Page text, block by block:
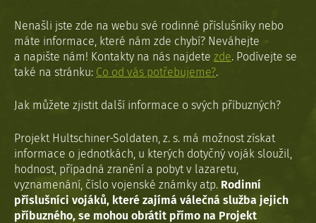
Nenašli jste zde na webu své rodinné příslušníky nebo
máte informace, které nám zde chybí? Neváhejte
a napište nám! Kontakty na nás najdete zde. Podívejte se
také na stránku: Co od vás potřebujeme?.
Jak můžete zjistit další informace o svých příbuzných?
Projekt Hultschiner-Soldaten, z. s. má možnost získat
informace o jednotkách, u kterých dotyčný voják sloužil,
hodnost, případná zranění a pobyt v lazaretu,
vyznamenání, číslo vojenské známky atp. Rodinní
příslušníci vojáků, které zajímá válečná služba jejich
příbuzného, se mohou obrátit přímo na Projekt